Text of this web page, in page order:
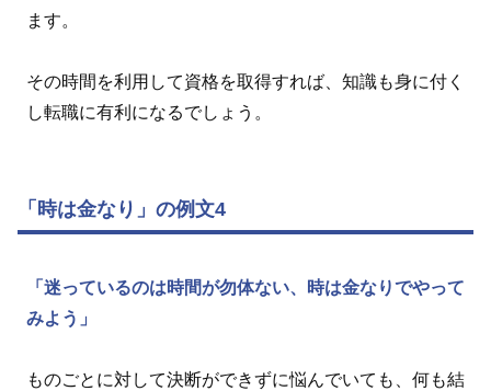
ます。
その時間を利用して資格を取得すれば、知識も身に付く
し転職に有利になるでしょう。
「時は金なり」の例文4
「迷っているのは時間が勿体ない、時は金なりでやって
みよう」
ものごとに対して決断ができずに悩んでいても、何も結